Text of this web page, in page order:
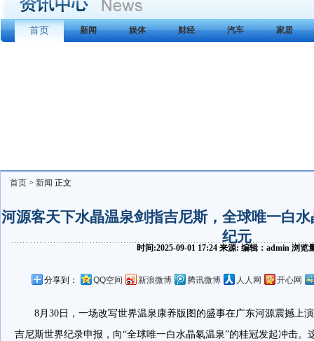
首页 新闻 娱体 财经 汽车 家居
首页 > 新闻 正文
河源客天下水晶温泉剑指吉尼斯，全球唯一白
纪元
时间:2025-09-01 17:24 来源: 编辑：admin 浏览
分享到： QQ空间 新浪微博 腾讯微博 人人网 开心网
8月30日，一场改写世界温泉康养版图的盛事在广东河源震撼上
吉尼斯世界纪录申报，向“全球唯一白水晶氡温泉”的桂冠发起冲击。